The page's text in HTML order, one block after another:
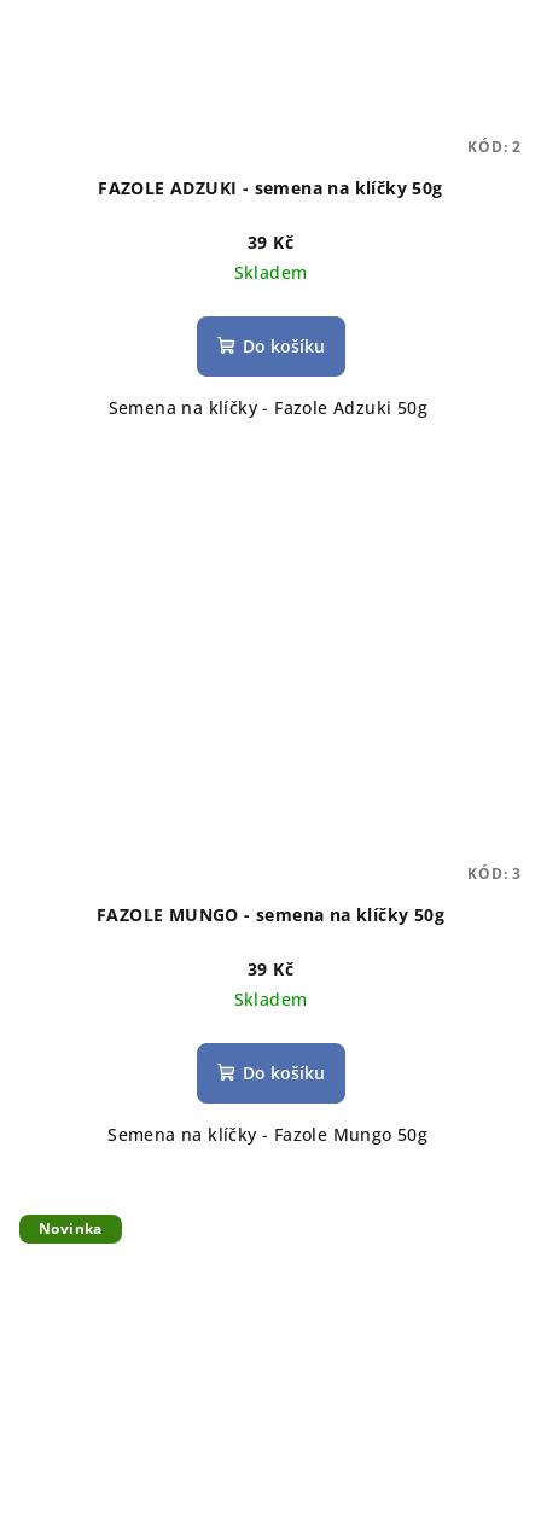
FAZOLE ADZUKI - semena na klíčky 50g
39 Kč
Skladem
Do košíku
Semena na klíčky - Fazole Adzuki 50g
KÓD:2
FAZOLE MUNGO - semena na klíčky 50g
39 Kč
Skladem
Do košíku
Semena na klíčky - Fazole Mungo 50g
KÓD:3
Novinka